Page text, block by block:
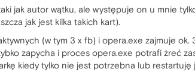
jak autor wątku, ale występuje on u mnie
jak jest kilka takich kart).
(w tym 3 x fb) i opera.exe zajmuje
zapycha i proces opera.exe potrafi żreć
kiedy tylko nie jest potrzebna lub restartuję